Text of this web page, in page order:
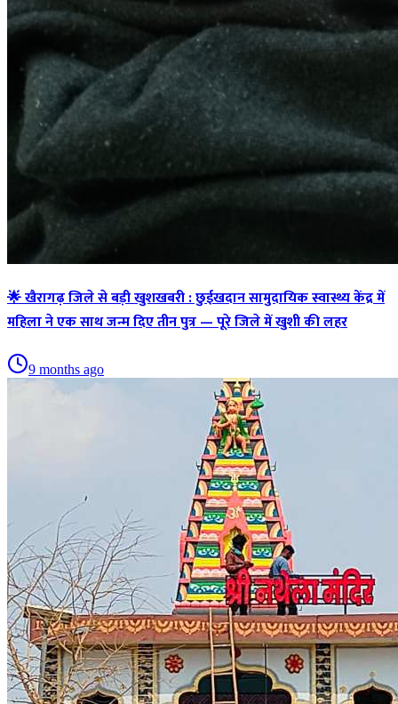
🌟 खैरागढ़ जिले से बड़ी खुशखबरी : छुईखदान सामुदायिक स्वास्थ्य केंद्र में
महिला ने एक साथ जन्म दिए तीन पुत्र — पूरे जिले में खुशी की लहर
9 months ago